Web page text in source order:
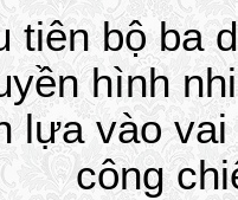
tiên bộ ba
hình
lựa vào
công